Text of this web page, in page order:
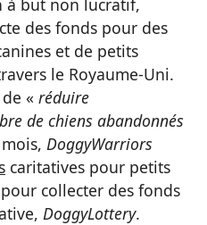
des fonds pour des
et de petits
le Royaume-Uni.
« réduire
de chiens abandonnés
DoggyWarriors
caritatives pour petits
collecter des fonds
DoggyLottery.